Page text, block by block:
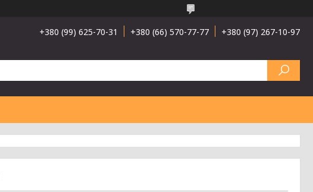
+380 (99) 625-70-31 +380 (66) 570-77-77 +380 (97) 267-10-97